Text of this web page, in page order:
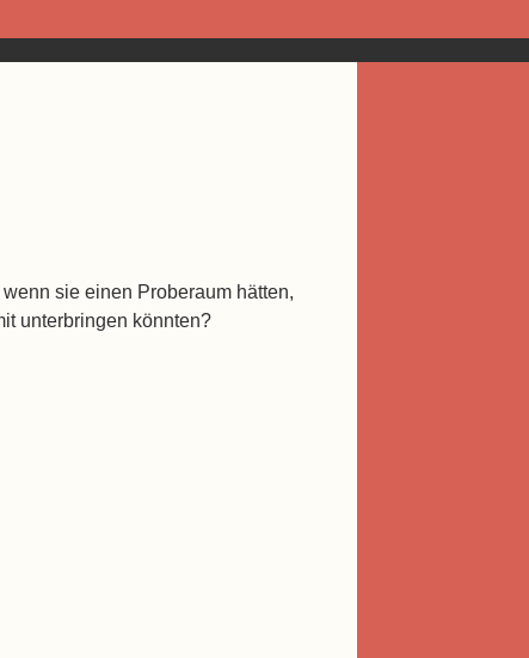
sie einen Proberaum hätten,
unterbringen könnten?